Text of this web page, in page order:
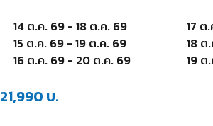
14 ต.ค. 69 -18 ต.ค. 69
15 ต.ค. 69 -19 ต.ค. 69
16 ต.ค. 69 - 20 ต.ค. 69
17 ต
18 ต
19 ต
21,990 บ.